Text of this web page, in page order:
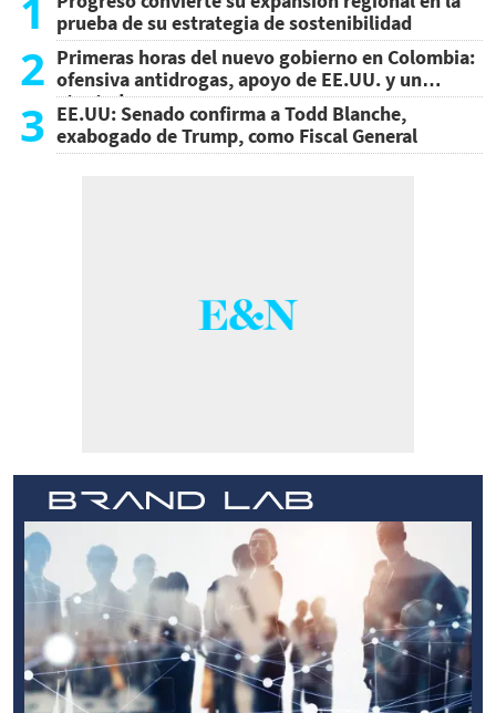
prueba de su estrategia de sostenibilidad
2 Primeras horas del nuevo gobierno en Colombia:
ofensiva antidrogas, apoyo de EE.UU. y un
atentado
3 EE.UU: Senado confirma a Todd Blanche,
exabogado de Trump, como Fiscal General